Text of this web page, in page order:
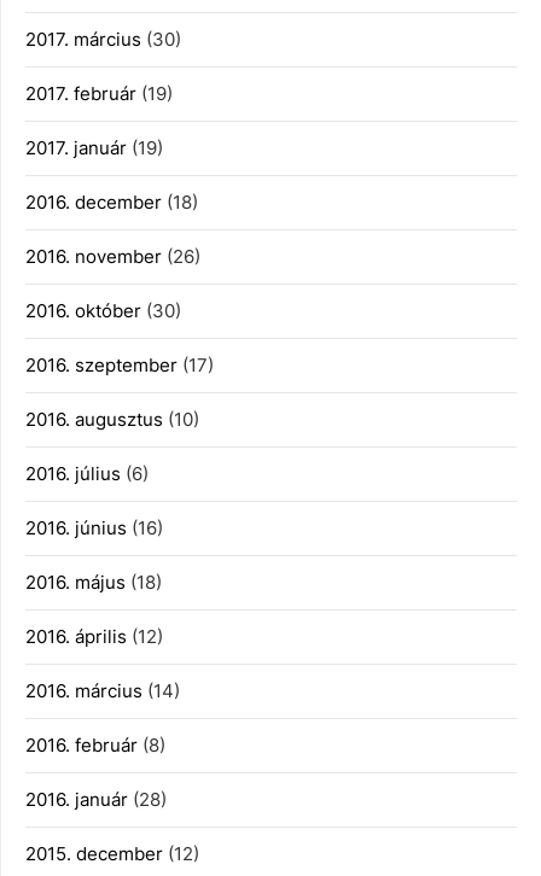
2017. március (30)
2017. február (19)
2017. január (19)
2016. december (18)
2016. november (26)
2016. október (30)
2016. szeptember (17)
2016. augusztus (10)
2016. július (6)
2016. június (16)
2016. május (18)
2016. április (12)
2016. március (14)
2016. február (8)
2016. január (28)
2015. december (12)